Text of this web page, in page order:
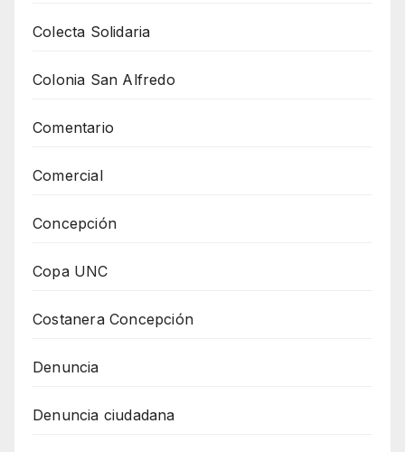
Colecta Solidaria
Colonia San Alfredo
Comentario
Comercial
Concepción
Copa UNC
Costanera Concepción
Denuncia
Denuncia ciudadana